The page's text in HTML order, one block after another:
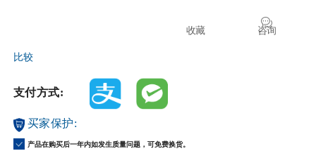
咨询
收藏
比较
支付方式:
买家保护:
产品在购买后一年内如发生质量问题，可免费换货。